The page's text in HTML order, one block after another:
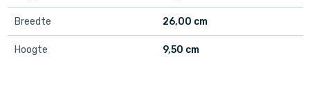
Breedte 26,00 cm
Hoogte 9,50 cm